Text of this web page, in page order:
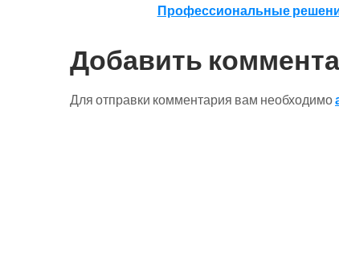
записям
Профессиональные
Добавить
Для отправки комментария вам необходимо